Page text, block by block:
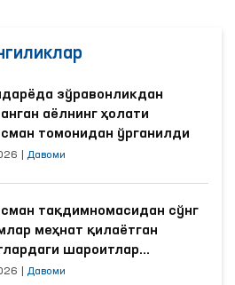
зўравонликдан
аёлнинг ҳолати
томонидан ўрганилди
Давоми
тақдимномасидан сўнг
меҳнат қилаётган
шароитлар
Давоми